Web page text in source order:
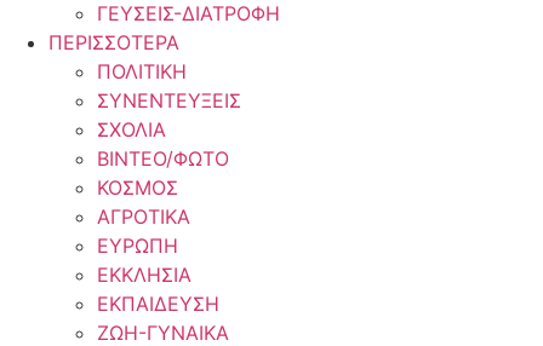
ΓΕΥΣΕΙΣ-ΔΙΑΤΡΟΦΗ
ΠΕΡΙΣΣΟΤΕΡΑ
ΠΟΛΙΤΙΚΗ
ΣΥΝΕΝΤΕΥΞΕΙΣ
ΣΧΟΛΙΑ
ΒΙΝΤΕΟ/ΦΩΤΟ
ΚΟΣΜΟΣ
ΑΓΡΟΤΙΚΑ
ΕΥΡΩΠΗ
ΕΚΚΛΗΣΙΑ
ΕΚΠΑΙΔΕΥΣΗ
ΖΩΗ-ΓΥΝΑΙΚΑ